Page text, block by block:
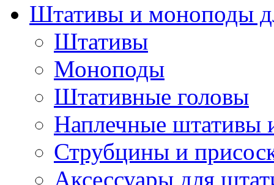
Штативы и моноподы
Штативы
Моноподы
Штативные головы
Наплечные штативы
Струбцины и
Аксессуары для